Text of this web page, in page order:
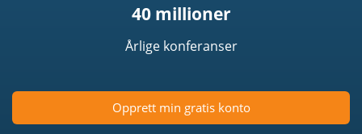
40 millioner
Årlige konferanser
Opprett min gratis konto